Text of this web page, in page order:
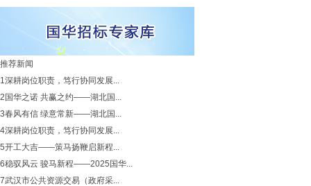
推荐新闻
1深耕岗位职责，笃行协同发展...
2 国华之诺 共赢之约——湖北国...
3春风有信 绿意常新——湖北国...
4深耕岗位职责，笃行协同发展...
5开工大吉——策马扬鞭启新程...
6稳驭风云 骏马新程——2025国华...
7武汉市公共资源交易（政府采...